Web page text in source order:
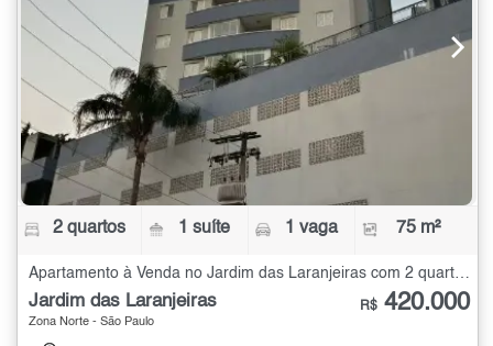
2 quartos 1 suíte 1 vaga 75 m²
Apartamento à Venda no Jardim das Laranjeiras com 2 quartos - 75 m²
Jardim das Laranjeiras
Zona Norte - São Paulo
R$ 420.000